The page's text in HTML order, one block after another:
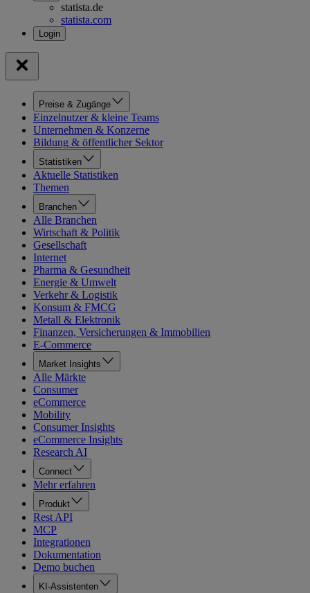
statista.de
statista.com
Preise & Zugänge
Einzelnutzer & kleine Teams
Unternehmen & Konzerne
Bildung & öffentlicher Sektor
Statistiken
Aktuelle Statistiken
Themen
Branchen
Alle Branchen
Wirtschaft & Politik
Gesellschaft
Internet
Pharma & Gesundheit
Energie & Umwelt
Verkehr & Logistik
Konsum & FMCG
Metall & Elektronik
Finanzen, Versicherungen & Immobilien
E-Commerce
Market Insights
Alle Märkte
Consumer
eCommerce
Mobility
Consumer Insights
eCommerce Insights
Research AI
Connect
Mehr erfahren
Produkt
Rest API
MCP
Integrationen
Dokumentation
Demo buchen
KI-Assistenten